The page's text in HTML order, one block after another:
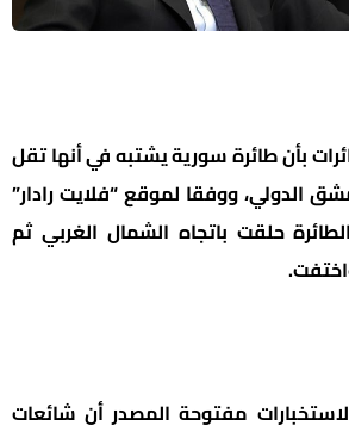
بأن طائرة سورية يشتبه في أنها تقل
الدولي، ووفقا لموقع “فلايت رادار”
حلقت باتجاه الشمال الغربي ثم
مفتوحة المصدر أن شائعات